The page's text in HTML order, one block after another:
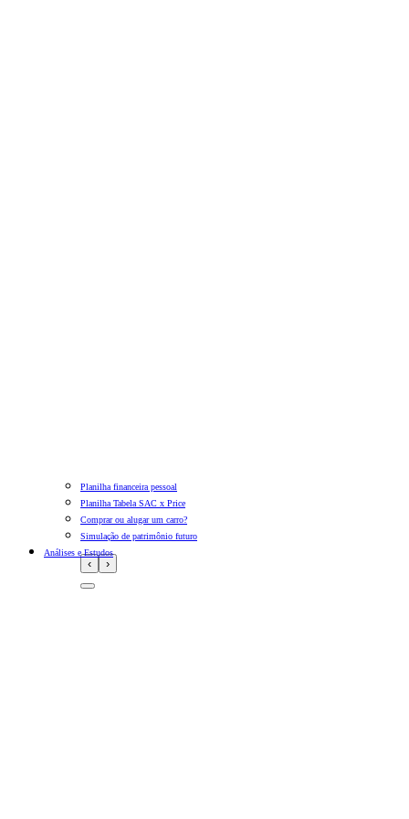
‹ ›
Planilha financeira pessoal
Planilha Tabela SAC x Price
Comprar ou alugar um carro?
Simulação de patrimônio futuro
Análises e Estudos